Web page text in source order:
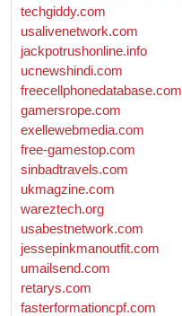
techgiddy.com
usalivenetwork.com
jackpotrushonline.info
ucnewshindi.com
freecellphonedatabase.com
gamersrope.com
exellewebmedia.com
free-gamestop.com
sinbadtravels.com
ukmagzine.com
wareztech.org
usabestnetwork.com
jessepinkmanoutfit.com
umailsend.com
retarys.com
fasterformationcpf.com